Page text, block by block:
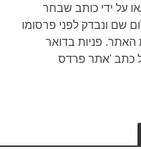
או על ידי כותב שבחר
שם ונבדק לפני פרסומו
האתר. פניות בדואר
כתב 'אתר פרדס